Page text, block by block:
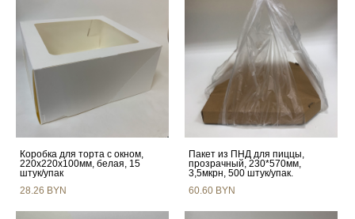
Коробка для торта с окном,
220х220х100мм, белая, 15
штук/упак
28.26 BYN
Пакет из ПНД для пиццы,
прозрачный, 230*570мм,
3,5мкрн, 500 штук/упак.
60.60 BYN